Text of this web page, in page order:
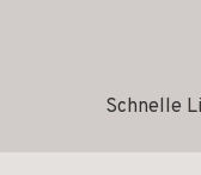
Schnelle